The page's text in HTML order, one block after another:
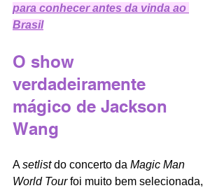
para conhecer antes da vinda ao
Brasil
O show
verdadeiramente
mágico de Jackson
Wang
A setlist do concerto da Magic Man
World Tour foi muito bem selecionada,